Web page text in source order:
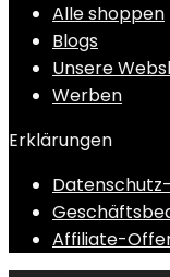
Alle shoppen
Blogs
Unsere
Werben
Erklärungen
Affiliate-